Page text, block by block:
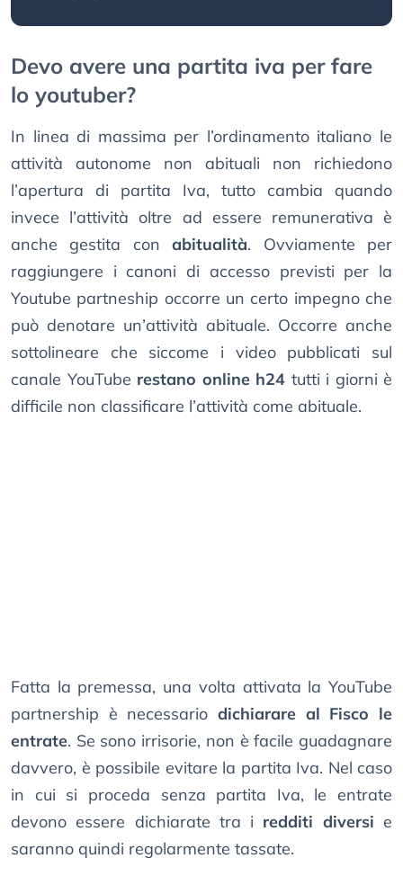
Devo avere una partita iva per fare
lo youtuber?
In linea di massima per l’ordinamento italiano le
attività autonome non abituali non richiedono
l’apertura di partita Iva, tutto cambia quando
invece l’attività oltre ad essere remunerativa è
anche gestita conabitualità. Ovviamente per
raggiungere i canoni di accesso previsti per la
Youtube partneship occorre un certo impegno che
può denotare un’attività abituale. Occorre anche
sottolineare che siccome i video pubblicati sul
canale YouTube restano online h24 tutti i giorni è
difficile non classificare l’attività come abituale.
Fatta la premessa, una volta attivata la YouTube
partnership è necessario dichiarare al Fisco le
entrate. Se sono irrisorie, non è facile guadagnare
davvero, è possibile evitare la partita Iva. Nel caso
in cui si proceda senza partita Iva, le entrate
devono essere dichiarate tra i redditi diversi e
saranno quindi regolarmente tassate.